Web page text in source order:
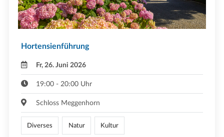
Hortensienführung
Fr, 26. Juni 2026
19:00 - 20:00 Uhr
Schloss Meggenhorn
Diverses Natur Kultur